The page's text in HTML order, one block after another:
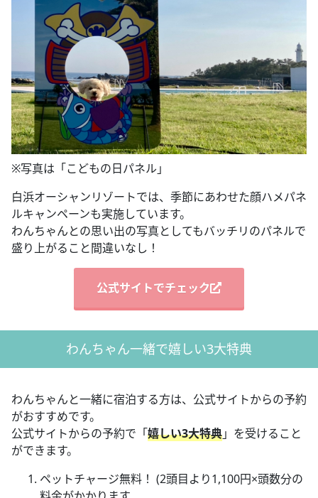
※写真は「こどもの日パネル」
白浜オーシャンリゾートでは、季節にあわせた顔ハメパネ
ルキャンペーンも実施しています。
わんちゃんとの思い出の写真としてもバッチリのパネルで
盛り上がること間違いなし！
公式サイトでチェック
わんちゃん一緒で嬉しい3大特典
わんちゃんと一緒に宿泊する方は、公式サイトからの予約
がおすすめです。
公式サイトからの予約で「嬉しい3大特典」を受けること
ができます。
ペットチャージ無料！ (2頭目より1,100円×頭数分の